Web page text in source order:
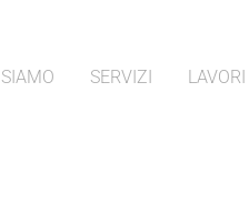
SERVIZI LAVORI